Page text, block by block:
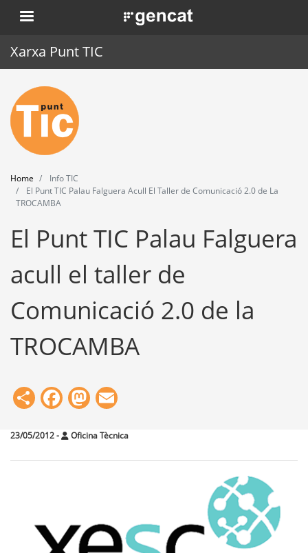
Skip
to
. Obre en una nova finestra.
Xarxa Punt TIC
Home
Punt TIC
News
Events
Tools
Home
Info TIC
El Punt TIC Palau Falguera Acull El Taller de Comunicació 2.0 de La
TROCAMBA
El Punt TIC Palau Falguera
acull el taller de
Comunicació 2.0 de la
TROCAMBA
ShareFacebook
Mastodon
23/05/2012- Oficina Tècnica